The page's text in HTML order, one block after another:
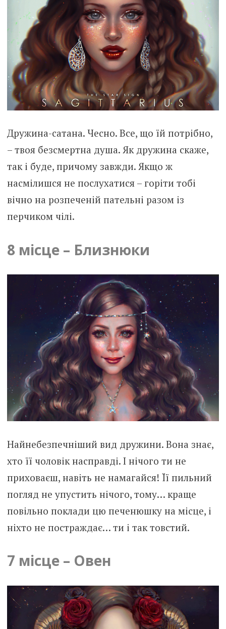
Дружина-сатана. Чесно. Все, що їй потрібно,
– твоя безсмертна душа. Як дружина скаже,
так і буде, причому завжди. Якщо ж
насмілишся не послухатися – горіти тобі
вічно на розпеченій пательні разом із
перчиком чілі.
8 місце – Близнюки
Найнебезпечніший вид дружини. Вона знає,
хто її чоловік насправді. І нічого ти не
приховаєш, навіть не намагайся! Її пильний
погляд не упустить нічого, тому… краще
повільно поклади цю печенюшку на місце, і
ніхто не постраждає… ти і так товстий.
7 місце – Овен